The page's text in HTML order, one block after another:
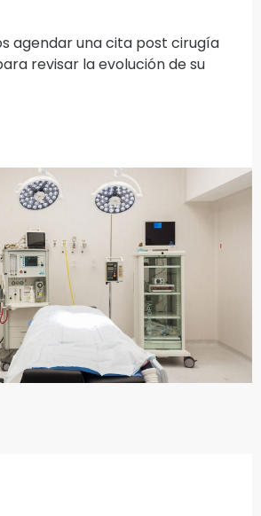
agendar una cita post cirugía
revisar la evolución de su